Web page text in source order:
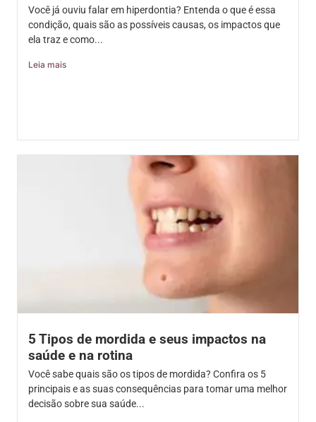
Você já ouviu falar em hiperdontia? Entenda o que é essa
condição, quais são as possíveis causas, os impactos que
ela traz e como...
Leia mais
5 Tipos de mordida e seus impactos na
saúde e na rotina
Você sabe quais são os tipos de mordida? Confira os 5
principais e as suas consequências para tomar uma melhor
decisão sobre sua saúde...